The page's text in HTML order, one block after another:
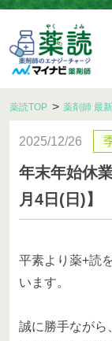
薬読TOP 薬剤師 最
2025/12/26
年末年始休
月4日(日)】
平素より薬+読
います。
誠に勝手ながら